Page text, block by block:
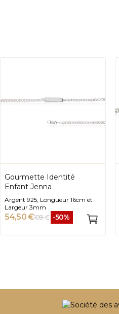
Gourmette Identité
Enfant Jenna
Argent 925, Longueur 16cm et
Largeur 3mm
54,50 €109 € -50%